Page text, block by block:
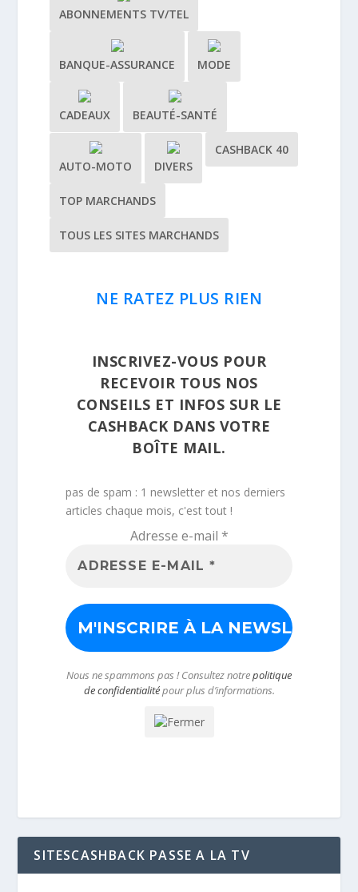
ABONNEMENTS TV/TEL
BANQUE-ASSURANCE MODE
CADEAUX BEAUTÉ-SANTÉ
AUTO-MOTO DIVERS
CASHBACK 40
TOP MARCHANDS
TOUS LES SITES MARCHANDS
NE RATEZ PLUS RIEN
INSCRIVEZ-VOUS POUR
RECEVOIR TOUS NOS
CONSEILS ET INFOS SUR LE
CASHBACK DANS VOTRE
BOÎTE MAIL.
pas de spam : 1 newsletter et nos derniers
articles chaque mois, c'est tout !
Adresse e-mail *
Nous ne spammons pas ! Consultez notrepolitique
de confidentialitépour plus d’informations.
SITESCASHBACK PASSE A LA TV